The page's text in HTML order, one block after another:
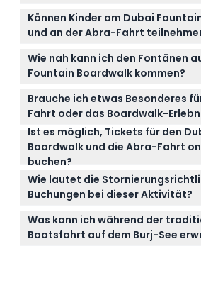
Der Dubai Fountain Boardwalk ist
bis 23:00 Uhr geöffnet, und die
Brunnenvorführung ablegen
vorbehalten – bitte bei der
Können Kinder am Dubai
und an der Abra-Fahrt
Kinder im Alter von 4 bis 16 Jahren
einem Erwachsenen begleitet
Einverständniserklärung, während
Jahren nicht auf dem Boardwalk
Wie nah kann ich den Fontänen
Fountain Boardwalk kommen?
Der Boardwalk ist eine
Sie bis auf 9 Meter an die
bietet.
Brauche ich etwas Besonderes
Fahrt oder das Boardwalk-
Es ist ratsam, Ihre Kamera oder Ihr
Fotos mitzubringen und sich
Schwimmwesten werden für
Jahren während der Abra-Fahrt
Ist es möglich, Tickets für den
Boardwalk und die Abra-Fahrt
buchen?
Ja, Sie können die Verfügbarkeit
Ihre Tickets hier auf dieser
buchen.
Wie lautet die
Buchungen bei dieser Aktivität?
Alle Tickets und Gutscheine sind
erstattungsfähig und können
nicht geändert werden. Bitte
Was kann ich während der
Bootsfahrt auf dem Burj-See